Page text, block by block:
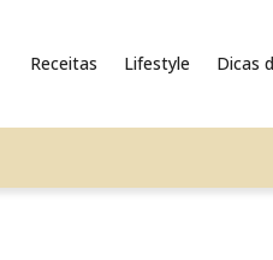
Receitas Lifestyle Dicas